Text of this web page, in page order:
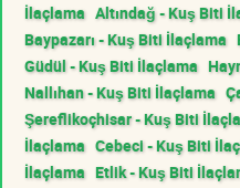
İlaçlama Altındağ - Kuş Biti
Baypazarı - Kuş Biti İlaçlama
Güdül - Kuş Biti İlaçlama
Nallıhan - Kuş Biti İlaçlama
Şereflikoçhisar - Kuş Biti
İlaçlama Cebeci - Kuş Biti
İlaçlama Etlik - Kuş Biti